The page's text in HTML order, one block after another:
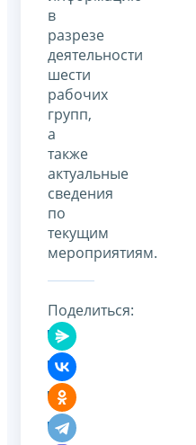
в
разрезе
деятельности
шести
рабочих
групп,
а
также
актуальные
сведения
по
текущим
мероприятиям.
Поделиться: